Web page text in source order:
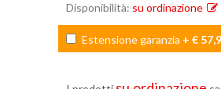
Disponibilità: su ordinazione
Estensione garanzia + €